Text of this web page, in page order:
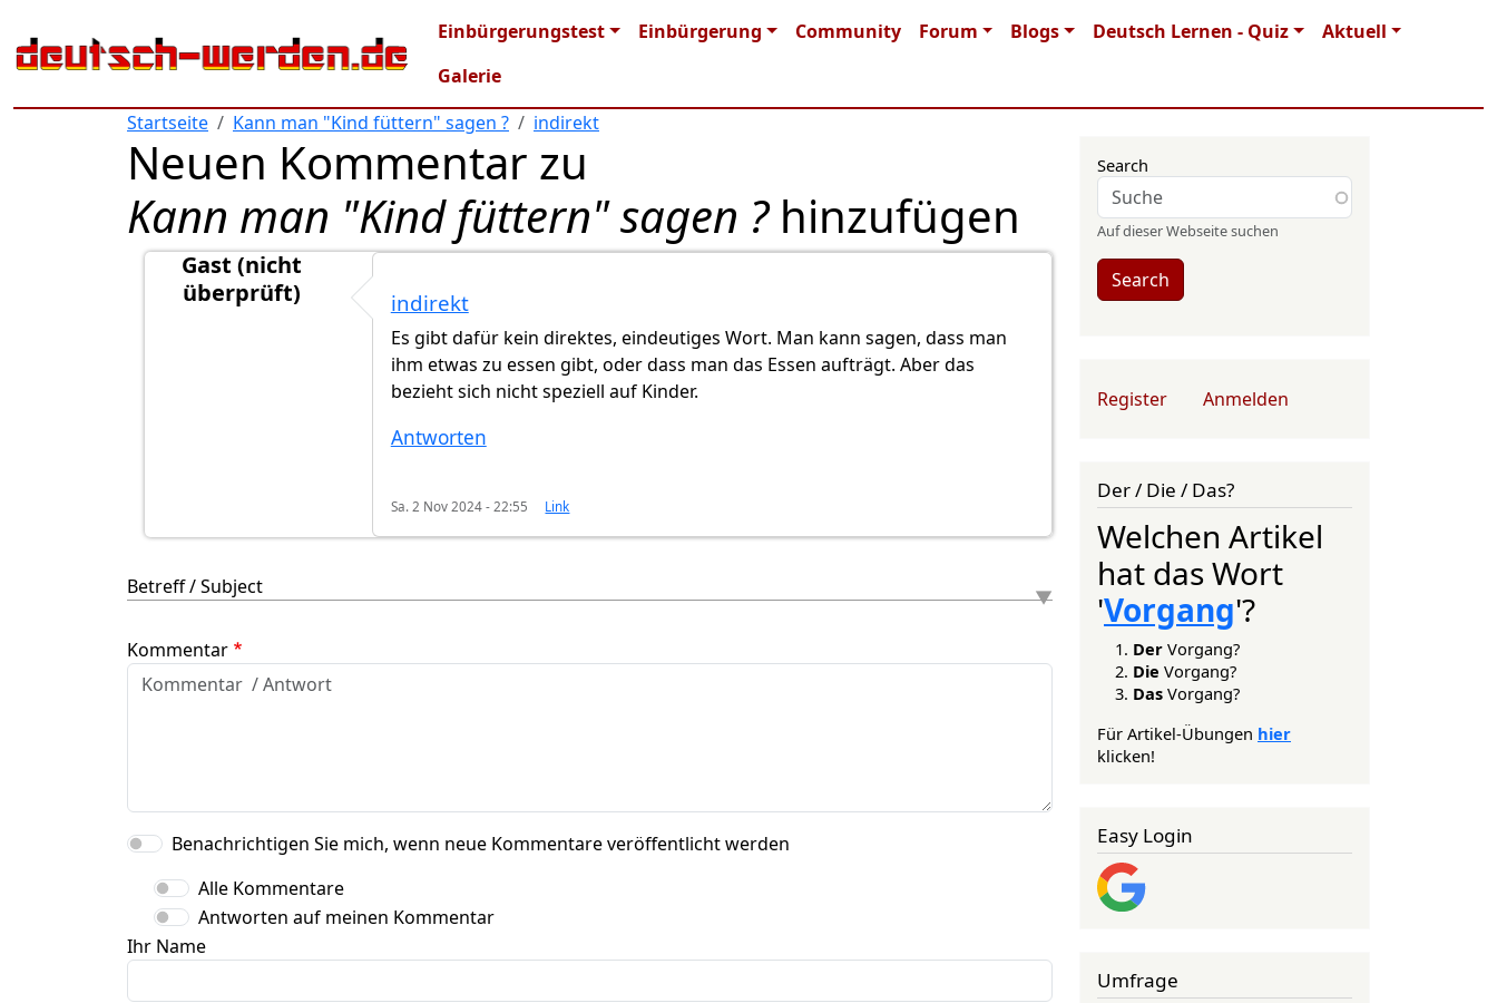
Main navigation
Einbürgerungstest Einbürgerung Community Forum Blogs Deutsch Lernen - Quiz
Aktuell
Galerie
Startseite
Kann man "Kind füttern" sagen ? indirekt
Neuen Kommentar zu
Kann man "Kind füttern" sagen ?hinzufügen
Gast (nicht
überprüft)
Wie sagt man es dann über…
indirekt
Es gibt dafür kein direktes, eindeutiges Wort. Man kann sagen, dass man
ihm etwas zu essen gibt, oder dass man das Essen aufträgt. Aber das
bezieht sich nicht speziell auf Kinder.
Antworten
Sa. 2 Nov 2024 - 22:55 Link
Betreff / Subject
Kommentar
Benachrichtigen Sie mich, wenn neue Kommentare veröffentlicht werden
Alle Kommentare
Antworten auf meinen Kommentar
Ihr Name
Search
Auf dieser Webseite suchen
Search
User account menu
Register Anmelden
Der / Die / Das?
Welchen Artikel
hat das Wort
'Vorgang'?
Der Vorgang?
Die Vorgang?
Das Vorgang?
Für Artikel-Übungen hier
klicken!
Easy Login
Umfrage